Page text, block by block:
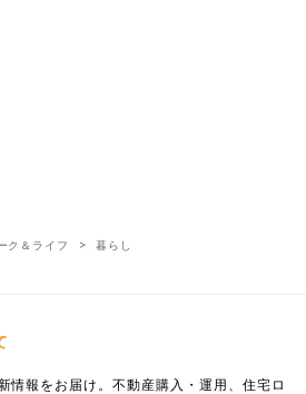
ク＆ライフ
暮らし
情報をお届け。不動産購入・運用、住宅ロ